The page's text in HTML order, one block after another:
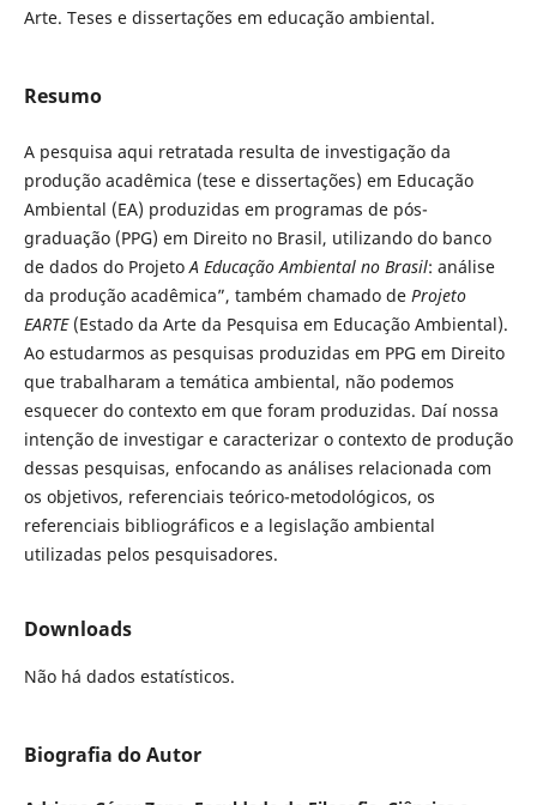
Arte. Teses e dissertações em educação ambiental.
Resumo
A pesquisa aqui retratada resulta de investigação da
produção acadêmica (tese e dissertações) em Educação
Ambiental (EA) produzidas em programas de pós-
graduação (PPG) em Direito no Brasil, utilizando do banco
de dados do ProjetoA Educação Ambiental no Brasil: análise
da produção acadêmica”, também chamado de Projeto
EARTE (Estado da Arte da Pesquisa em Educação Ambiental).
Ao estudarmos as pesquisas produzidas em PPG em Direito
que trabalharam a temática ambiental, não podemos
esquecer do contexto em que foram produzidas. Daí nossa
intenção de investigar e caracterizar o contexto de produção
dessas pesquisas, enfocando as análises relacionada com
os objetivos, referenciais teórico-metodológicos, os
referenciais bibliográficos e a legislação ambiental
utilizadas pelos pesquisadores.
Downloads
Não há dados estatísticos.
Biografia do Autor